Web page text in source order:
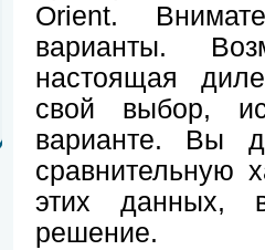
Orient.
варианты.
настоящая
свой выбор,
варианте. Вы
сравнительную
этих данных,
решение.